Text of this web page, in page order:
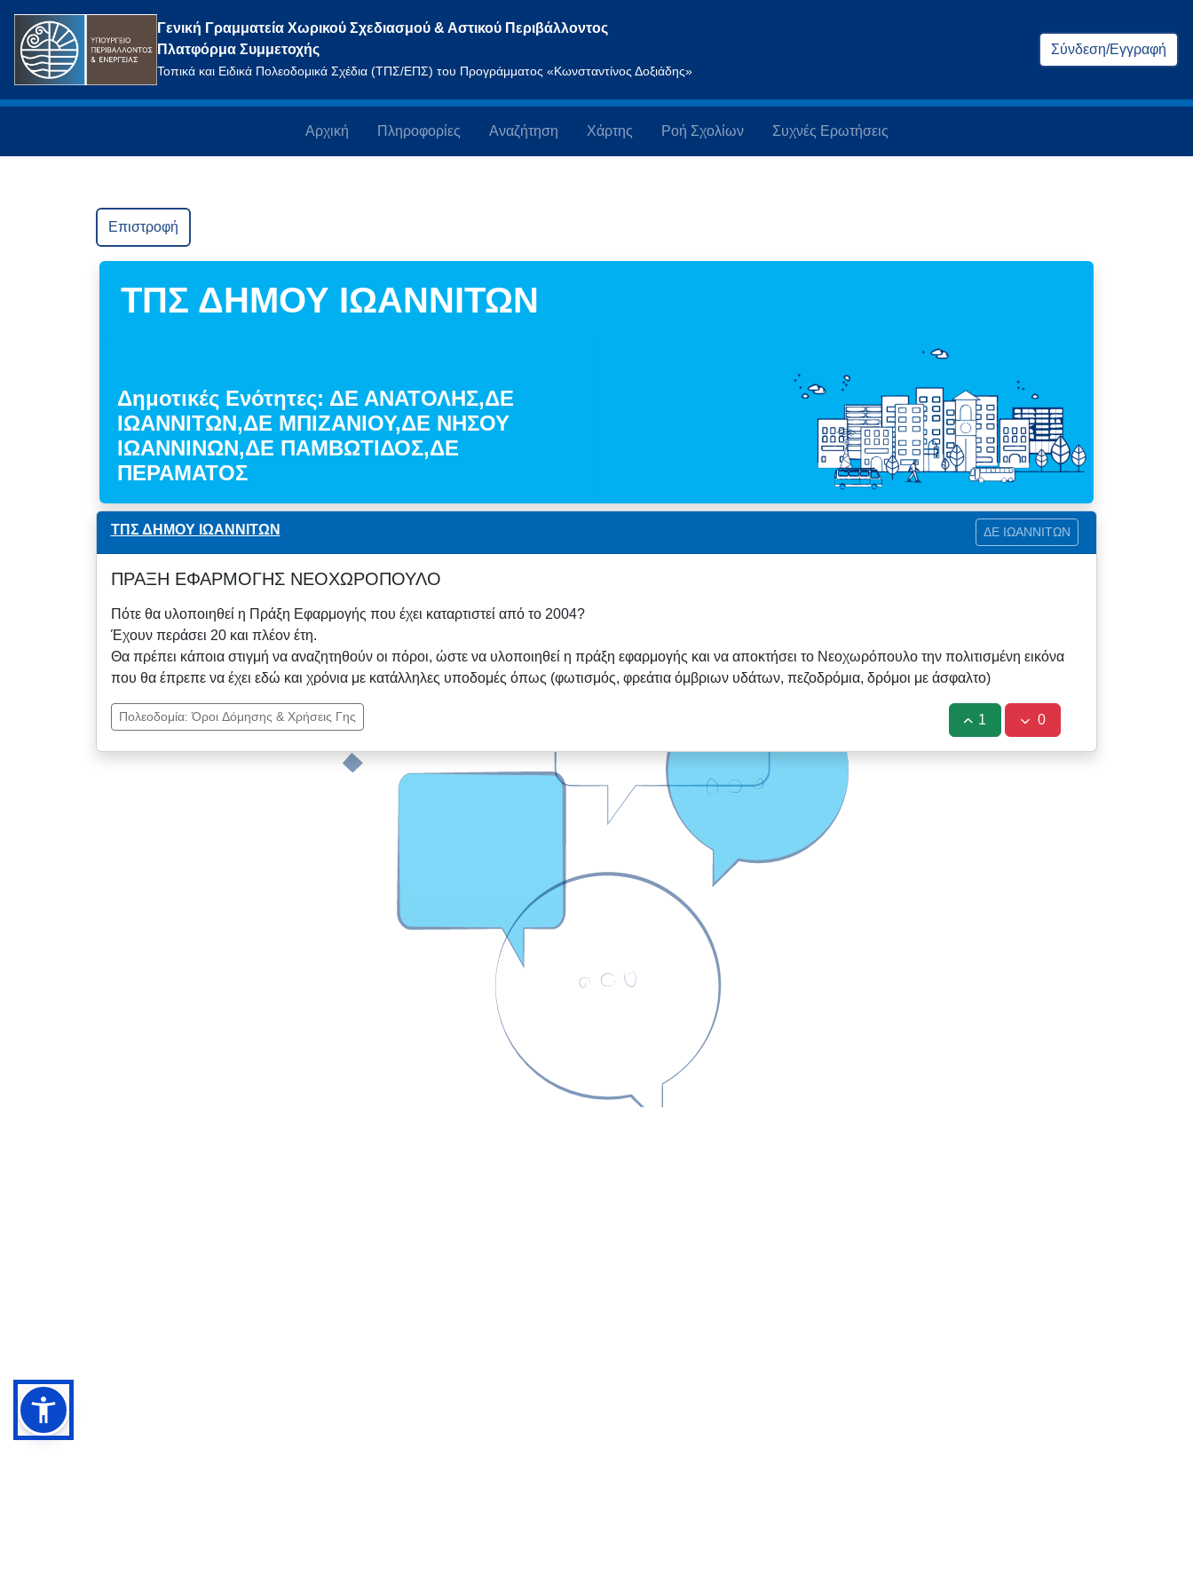
Γενική Γραμματεία Χωρικού Σχεδιασμού & Αστικού Περιβάλλοντος
Πλατφόρμα Συμμετοχής
Τοπικά και Ειδικά Πολεοδομικά Σχέδια (ΤΠΣ/ΕΠΣ) του Προγράμματος «Κωνσταντίνος Δοξιάδης»
Σύνδεση/Εγγραφή
Αρχική Πληροφορίες Αναζήτηση Χάρτης Ροή Σχολίων Συχνές Ερωτήσεις
Επιστροφή
ΤΠΣ ΔΗΜΟΥ ΙΩΑΝΝΙΤΩΝ
Δημοτικές Ενότητες: ΔΕ ΑΝΑΤΟΛΗΣ,ΔΕ
ΙΩΑΝΝΙΤΩΝ,ΔΕ ΜΠΙΖΑΝΙΟΥ,ΔΕ ΝΗΣΟΥ
ΙΩΑΝΝΙΝΩΝ,ΔΕ ΠΑΜΒΩΤΙΔΟΣ,ΔΕ
ΠΕΡΑΜΑΤΟΣ
ΤΠΣ ΔΗΜΟΥ ΙΩΑΝΝΙΤΩΝ ΔΕ ΙΩΑΝΝΙΤΩΝ
ΠΡΑΞΗ ΕΦΑΡΜΟΓΗΣ ΝΕΟΧΩΡΟΠΟΥΛΟ
Πότε θα υλοποιηθεί η Πράξη Εφαρμογής που έχει καταρτιστεί από το 2004?
Έχουν περάσει 20 και πλέον έτη.
Θα πρέπει κάποια στιγμή να αναζητηθούν οι πόροι, ώστε να υλοποιηθεί η πράξη εφαρμογής και να αποκτήσει το Νεοχωρόπουλο την πολιτισμένη εικόνα
που θα έπρεπε να έχει εδώ και χρόνια με κατάλληλες υποδομές όπως (φωτισμός, φρεάτια όμβριων υδάτων, πεζοδρόμια, δρόμοι με άσφαλτο)
Πολεοδομία: Όροι Δόμησης & Χρήσεις Γης 1 0